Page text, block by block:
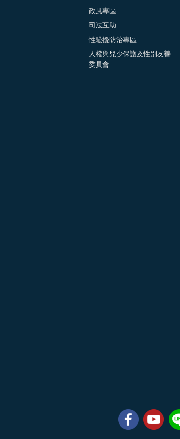
政風專區
司法互助
性騷擾防治專區
人權與兒少保護及性別友善
委員會